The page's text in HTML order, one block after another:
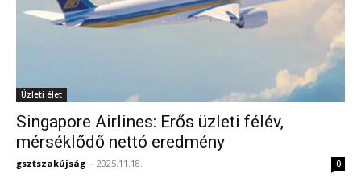
Üzleti élet
Singapore Airlines: Erős üzleti félév,
mérséklődő nettó eredmény
gsztszakújság - 2025.11.18. 0